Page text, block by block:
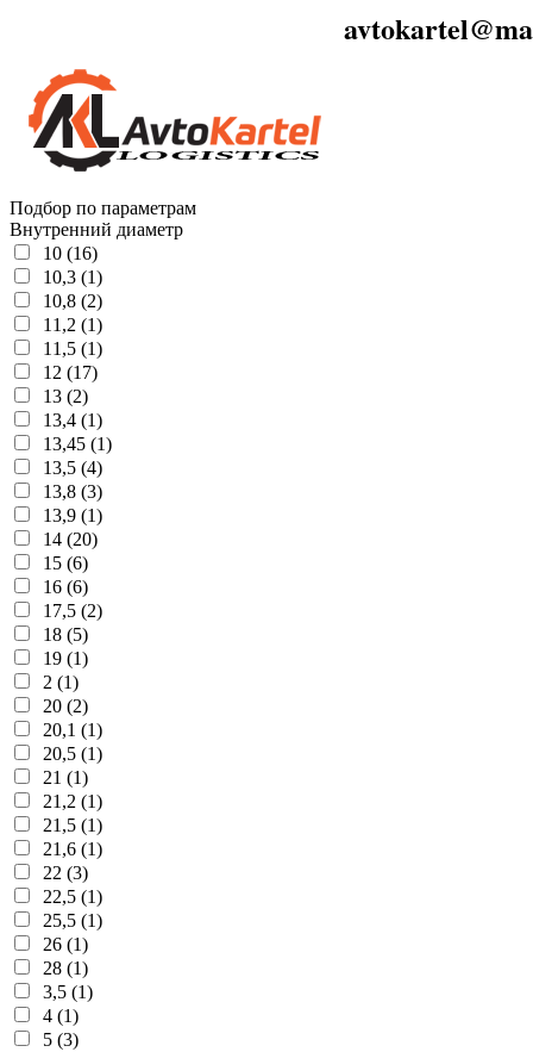
Подбор по параметрам
Внутренний диаметр
10 (16)
10,3 (1)
10,8 (2)
11,2 (1)
11,5 (1)
12 (17)
13 (2)
13,4 (1)
13,45 (1)
13,5 (4)
13,8 (3)
13,9 (1)
14 (20)
15 (6)
16 (6)
17,5 (2)
18 (5)
19 (1)
2 (1)
20 (2)
20,1 (1)
20,5 (1)
21 (1)
21,2 (1)
21,5 (1)
21,6 (1)
22 (3)
22,5 (1)
25,5 (1)
26 (1)
28 (1)
3,5 (1)
4 (1)
5 (3)